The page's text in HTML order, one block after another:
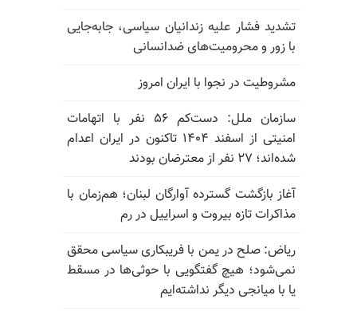
تشدید فشار علیه زندانیان سیاسی، جابه‌جایی
با زور و محرومیت‌های ضدانسانی
مشروطیت در نجوا با ایران امروز
سازمان ملل: دست‌کم ۵۶ نفر با اتهامات
امنیتی از اسفند ۱۴۰۴ تاکنون در ایران اعدام
شده‌اند؛ ۲۷ نفر از معترضان بودند
آغاز بازگشت گسترده آوارگان لبنان؛ هم‌زمان با
مذاکرات تازه بیروت و اسراییل در رم
ریاض: صلح در یمن با فریبکاری سیاسی محقق
نمی‌شود؛ هیچ گفتگویی با حوثی‌ها در مسقط
یا با میانجی دیگر نداشته‌ایم